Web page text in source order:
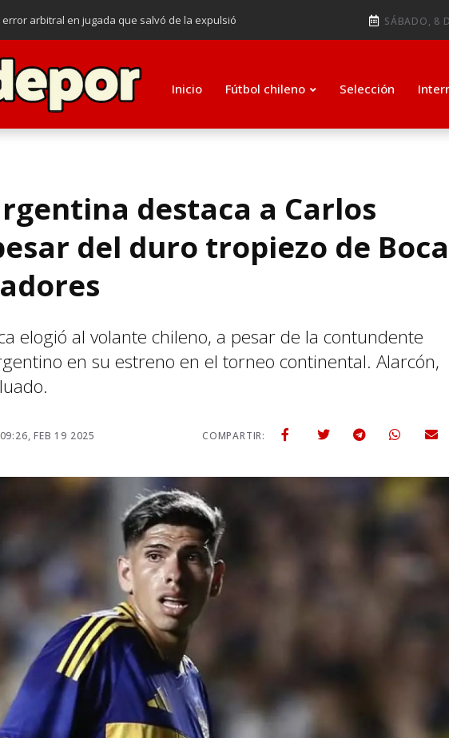
error arbitral en jugada que salvó de la expulsió
a la esperanza de clasificar a octavos de
a Carlo Ancelotti como su nuevo entrenador para
SÁBADO, 8
Inicio Fútbol chileno Selección
destaca a Carlos
del duro tropiezo de Boca
elogió al volante chileno, a pesar de la contundente
en su estreno en el torneo continental. Alarcón,
09:26, FEB 19 2025 COMPARTIR: